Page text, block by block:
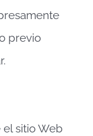
previo
sitio Web